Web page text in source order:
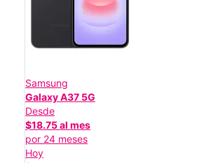
Samsung
Galaxy A37 5G
Desde
$18.75 al mes
por 24 meses
Hoy